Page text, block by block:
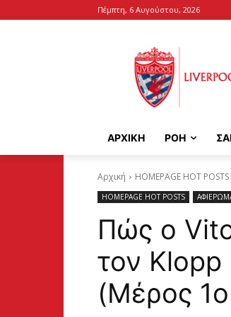
Πέμπτη, 6 Αυγούστου, 2026
ΑΡΧΙΚΉ ΡΟΗ
Αρχική HOMEPAGE HOT POSTS
HOMEPAGE HOT POSTS
Πώς ο
τον Klopp
(Μέρος